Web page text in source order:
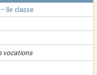
IIe classe
vocations